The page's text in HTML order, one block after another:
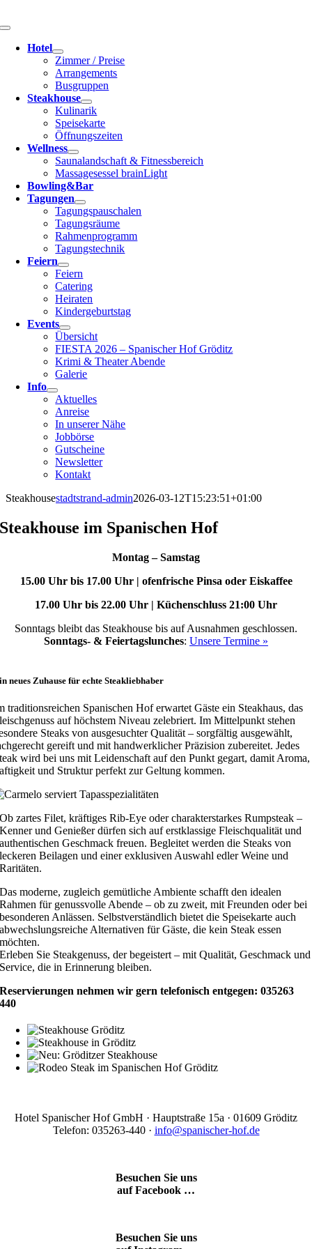
Inhalt
Toggle
Navigation
Hotel
Zimmer / Preise
Arrangements
Busgruppen
Steakhouse
Kulinarik
Speisekarte
Öffnungszeiten
Wellness
Saunalandschaft & Fitnessbereich
Massagesessel brainLight
Bowling&Bar
Tagungen
Tagungspauschalen
Tagungsräume
Rahmenprogramm
Tagungstechnik
Feiern
Feiern
Catering
Heiraten
Kindergeburtstag
Events
Übersicht
FIESTA 2026 – Spanischer Hof Gröditz
Krimi & Theater Abende
Galerie
Info
Aktuelles
Anreise
In unserer Nähe
Jobbörse
Gutscheine
Newsletter
Kontakt
Steakhousestadtstrand-admin2026-03-12T15:23:51+01:00
Steakhouse im Spanischen Hof
Montag – Samstag
15.00 Uhr bis 17.00 Uhr | ofenfrische Pinsa oder Eiskaffee
17.00 Uhr bis 22.00 Uhr | Küchenschluss 21:00 Uhr
Sonntags bleibt das Steakhouse bis auf Ausnahmen geschlossen.
Sonntags- & Feiertagslunches: Unsere Termine »
neues Zuhause für echte Steakliebhaber
traditionsreichen Spanischen Hof erwartet Gäste ein Steakhaus, das
auf höchstem Niveau zelebriert. Im Mittelpunkt stehen
Steaks von ausgesuchter Qualität – sorgfältig ausgewählt,
gereift und mit handwerklicher Präzision zubereitet. Jedes
wird bei uns mit Leidenschaft auf den Punkt gegart, damit Aroma,
und Struktur perfekt zur Geltung kommen.
Ob zartes Filet, kräftiges Rib-Eye oder charakterstarkes Rumpsteak –
Kenner und Genießer dürfen sich auf erstklassige Fleischqualität und
authentischen Geschmack freuen. Begleitet werden die Steaks von
leckeren Beilagen und einer exklusiven Auswahl edler Weine und
Raritäten.
Das moderne, zugleich gemütliche Ambiente schafft den idealen
Rahmen für genussvolle Abende – ob zu zweit, mit Freunden oder bei
besonderen Anlässen. Selbstverständlich bietet die Speisekarte auch
abwechslungsreiche Alternativen für Gäste, die kein Steak essen
möchten.
Erleben Sie Steakgenuss, der begeistert – mit Qualität, Geschmack und
Service, die in Erinnerung bleiben.
Reservierungen nehmen wir gern telefonisch entgegen: 035263
440
Hotel Spanischer Hof GmbH · Hauptstraße 15a · 01609 Gröditz
Telefon: 035263-440 · info@spanischer-hof.de
Besuchen Sie uns
auf Facebook …
Besuchen Sie uns